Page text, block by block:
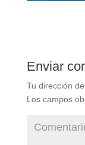
Enviar
Tu dirección
Los campos